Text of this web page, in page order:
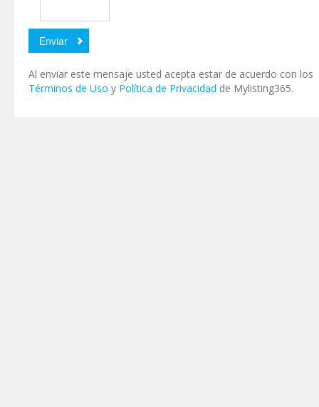
Al enviar este mensaje usted acepta estar de acuerdo con los
Términos de Uso y Política de Privacidad de Mylisting365.